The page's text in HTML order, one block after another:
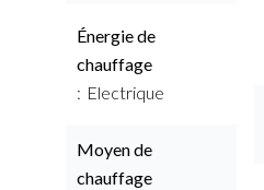
Énergie de
chauffage
Electrique
Moyen de
chauffage